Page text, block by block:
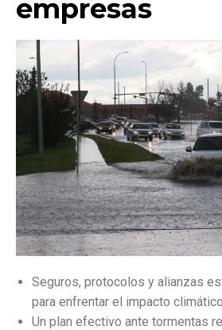
empresas
Seguros, protocolos y alianzas
para enfrentar el impacto
Un plan efectivo ante tormentas